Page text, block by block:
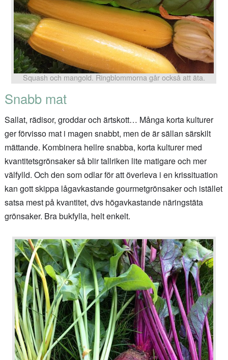
Squash och mangold. Ringblommorna går också att äta.
Snabb mat
Sallat, rädisor, groddar och ärtskott… Många korta kulturer
ger förvisso mat i magen snabbt, men de är sällan särskilt
mättande. Kombinera hellre snabba, korta kulturer med
kvantitetsgrönsaker så blir tallriken lite matigare och mer
välfylld. Och den som odlar för att överleva i en krissituation
kan gott skippa lågavkastande gourmetgrönsaker och istället
satsa mest på kvantitet, dvs högavkastande näringstäta
grönsaker. Bra bukfylla, helt enkelt.